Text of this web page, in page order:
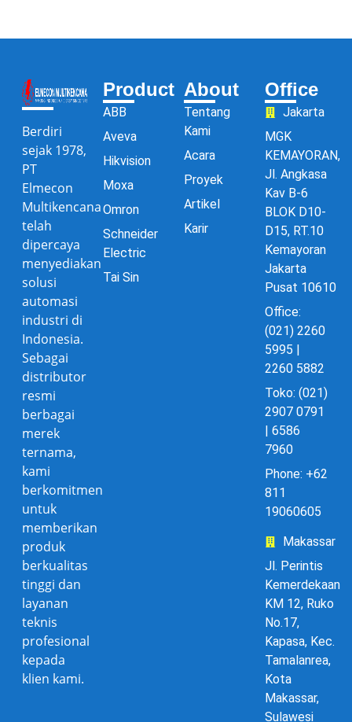
Berdiri
sejak 1978,
PT
Elmecon
Multikencana
telah
dipercaya
menyediakan
solusi
automasi
industri di
Indonesia.
Sebagai
distributor
resmi
berbagai
merek
ternama,
kami
berkomitmen
untuk
memberikan
produk
berkualitas
tinggi dan
layanan
teknis
profesional
kepada
klien kami.
Product
ABB
Aveva
Hikvision
Moxa
Omron
Schneider
Electric
Tai Sin
About
Tentang
Kami
Acara
Proyek
Artikel
Karir
Office
Jakarta
MGK
KEMAYORAN,
Jl. Angkasa
Kav B-6
BLOK D10-
D15, RT.10
Kemayoran
Jakarta
Pusat 10610
Office:
(021) 2260
5995 |
2260 5882
Toko: (021)
2907 0791
| 6586
7960
Phone: +62
811
19060605
Makassar
Jl. Perintis
Kemerdekaan
KM 12, Ruko
No.17,
Kapasa, Kec.
Tamalanrea,
Kota
Makassar,
Sulawesi